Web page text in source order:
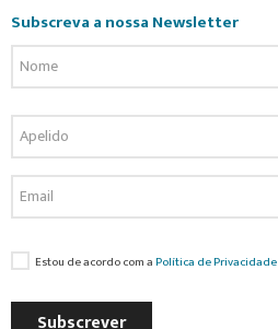
Subscreva a nossa Newsletter
Estou de acordo com aPolítica de Privacidade